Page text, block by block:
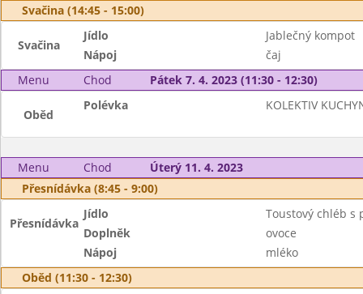
Svačina (14:45 - 15:00)
Svačina
Jídlo
Jablečný kompot
Nápoj
čaj
Menu
Chod Pátek 7. 4. 2023 (11:30 - 12:30)
Oběd
Polévka KOLEKTIV
Menu Chod
Úterý 11. 4. 2023
Přesnídávka (8:45 - 9:00)
Přesnídávka
Jídlo
Toustový chléb s
Doplněk
ovoce
Nápoj
mléko
Oběd (11:30 - 12:30)